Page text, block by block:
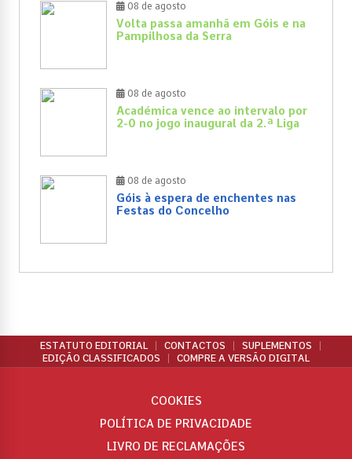
08 de agosto
Volta passa amanhã em Góis e na
Pampilhosa da Serra
08 de agosto
Académica vence ao intervalo por
2-0 no jogo inaugural da 2.ª Liga
08 de agosto
Góis à espera de enchentes nas
Festas do Concelho
ESTATUTO EDITORIAL CONTACTOS
SUPLEMENTOS
EDIÇÃO CLASSIFICADOS
COMPRE A VERSÃO DIGITAL
COOKIES
POLÍTICA DE PRIVACIDADE
LIVRO DE RECLAMAÇÕES